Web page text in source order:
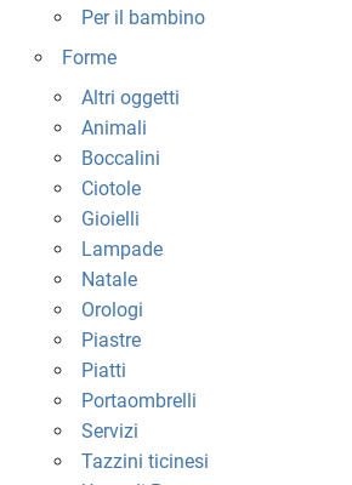
Per il bambino
Forme
Altri oggetti
Animali
Boccalini
Ciotole
Gioielli
Lampade
Natale
Orologi
Piastre
Piatti
Portaombrelli
Servizi
Tazzini ticinesi